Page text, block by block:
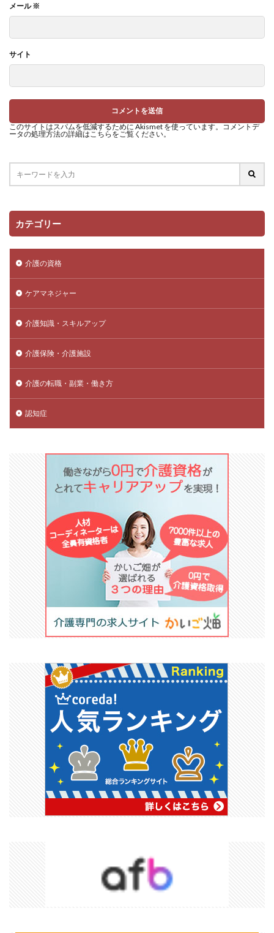
メール※
サイト
このサイトはスパムを低減するために Akismet を使っています。
コメントデ
ータの処理方法の詳細はこちらをご覧ください。
カテゴリー
介護の資格
ケアマネジャー
介護知識・スキルアップ
介護保険・介護施設
介護の転職・副業・働き方
認知症